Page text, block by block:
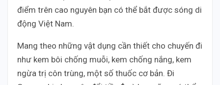
điểm trên cao nguyên bạn có thể bắt được sóng di
động Việt Nam.
Mang theo những vật dụng cần thiết cho chuyến đi
như kem bôi chống muỗi, kem chống nắng, kem
ngừa trị côn trùng, một số thuốc cơ bản. Đi